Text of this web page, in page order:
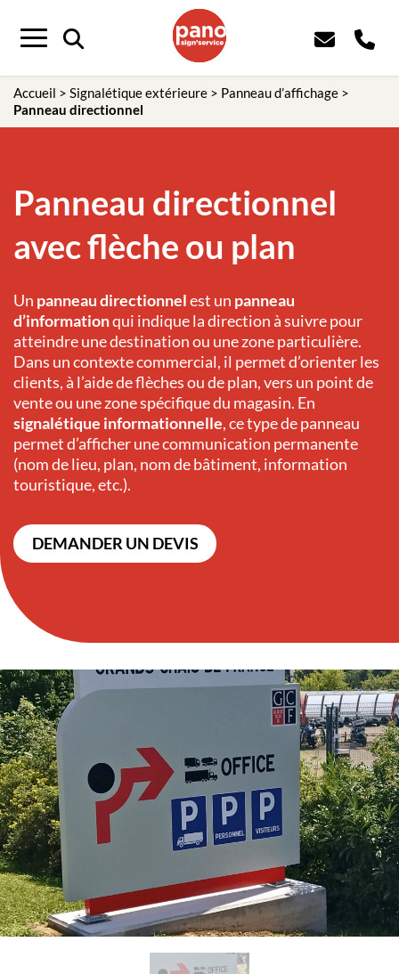
Menu
Accueil > Signalétique extérieure > Panneau d’affichage >
Panneau directionnel
Panneau directionnel
avec flèche ou plan
Un panneau directionnelest un panneau
d’informationqui indique la direction à suivre pour
atteindre une destination ou une zone particulière.
Dans un contexte commercial, il permet d’orienter les
clients, à l’aide de flèches ou de plan, vers un point de
vente ou une zone spécifique du magasin. En
signalétique informationnelle, ce type de panneau
permet d’afficher une communication permanente
(nom de lieu, plan, nom de bâtiment, information
touristique, etc.).
DEMANDER UN DEVIS